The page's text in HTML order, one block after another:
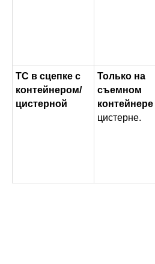
ТС в сцепке с
контейнером/
цистерной
Только на
съемном
контейнере
цистерне.